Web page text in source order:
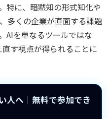
特に、暗黙知の形式知化や
多くの企業が直面する課題
AIを単なるツールではな
す視点が得られることに
人へ｜無料で参加でき